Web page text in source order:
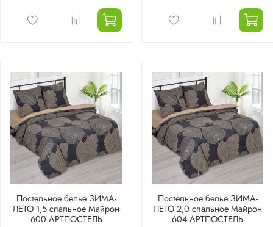
Постельное белье ЗИМА-
ЛЕТО 1,5 спальное Майрон
600 АРТПОСТЕЛЬ
Постельное белье ЗИМА-
ЛЕТО 2,0 спальное Майрон
604 АРТПОСТЕЛЬ